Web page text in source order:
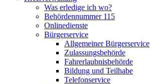
Was erledige ich wo?
Behördennummer 115
Onlinedienste
Bürgerservice
Allgemeiner Bürgerservice
Zulassungsbehörde
Fahrerlaubnisbehörde
Bildung und Teilhabe
Telefonservice